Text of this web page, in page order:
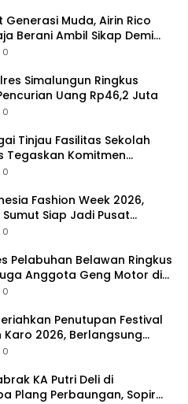
Muda, Airin Rico
Berani Ambil Sikap Demi
0
Simalungun Ringkus
Uang Rp46,2 Juta
0
Tinjau Fasilitas Sekolah
Tegaskan Komitmen
Belajar Aman dan
0
Fashion Week 2026,
Siap Jadi Pusat
Lewat Wastra
0
Pelabuhan Belawan Ringkus
Anggota Geng Motor di
0
Penutupan Festival
Karo 2026, Berlangsung
Gabungan
0
KA Putri Deli di
Plang Perbaungan, Sopir